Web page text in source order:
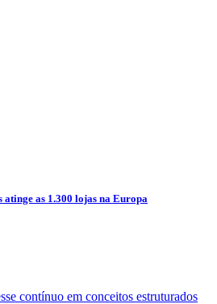
atinge as 1.300 lojas na Europa
contínuo em conceitos estruturados